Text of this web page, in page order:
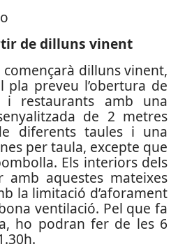
de dilluns vinent
dilluns vinent,
pla preveu l’obertura de
i restaurants amb una
de 2 metres
diferents taules i una
per taula, excepte que
Els interiors dels
aquestes mateixes
la limitació d’aforament
ventilació. Pel que fa
ho podran fer de les 6